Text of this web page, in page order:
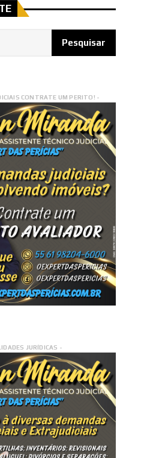
CONTRATE UM PERITO! -
JURÍDICAS -